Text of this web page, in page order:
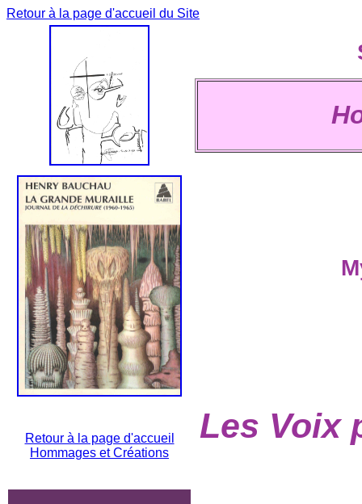
Retour à la page d'accueil du Site
Retour à la page d'accueil
Hommages et Créations
Les Voix